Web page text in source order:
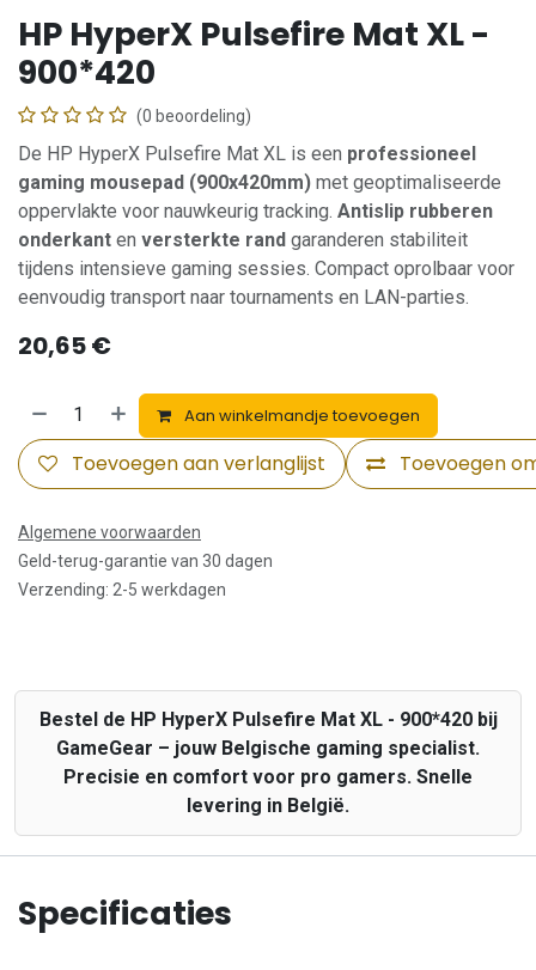
HP HyperX Pulsefire Mat XL -
900*420
(0 beoordeling)
De HP HyperX Pulsefire Mat XL is een professioneel
gaming mousepad (900x420mm) met geoptimaliseerde
oppervlakte voor nauwkeurig tracking. Antislip rubberen
onderkant en versterkte rand garanderen stabiliteit
tijdens intensieve gaming sessies. Compact oprolbaar voor
eenvoudig transport naar tournaments en LAN-parties.
20,65€
Aan winkelmandje toevoegen
Toevoegen
Toevoegen aan verlanglijst
Algemene voorwaarden
Geld-terug-garantie van 30 dagen
Verzending: 2-5 werkdagen
Bestel de HP HyperX Pulsefire Mat XL - 900*420 bij
GameGear – jouw Belgische gaming specialist.
Precisie en comfort voor pro gamers. Snelle
levering in België.
Specificaties